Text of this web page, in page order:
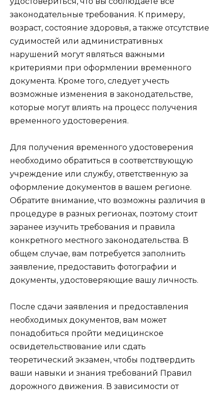
законодательные требования. К примеру,
возраст, состояние здоровья, а также отсутствие
судимостей или административных
нарушений могут являться важными
критериями при оформлении временного
документа. Кроме того, следует учесть
возможные изменения в законодательстве,
которые могут влиять на процесс получения
временного удостоверения.
Для получения временного удостоверения
необходимо обратиться в соответствующую
учреждение или службу, ответственную за
оформление документов в вашем регионе.
Обратите внимание, что возможны различия в
процедуре в разных регионах, поэтому стоит
заранее изучить требования и правила
конкретного местного законодательства. В
общем случае, вам потребуется заполнить
заявление, предоставить фотографии и
документы, удостоверяющие вашу личность.
После сдачи заявления и предоставления
необходимых документов, вам может
понадобиться пройти медицинское
освидетельствование или сдать
теоретический экзамен, чтобы подтвердить
ваши навыки и знания требований Правил
дорожного движения. В зависимости от